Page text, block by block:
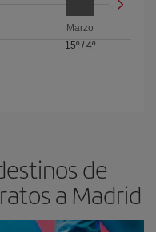
Marzo
15º/ 4º
de
a Madrid